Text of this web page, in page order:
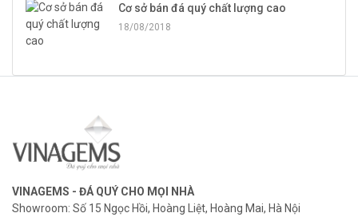
Cơ sở bán đá quý chất lượng cao
18/08/2018
VINAGEMS - ĐÁ QUÝ CHO MỌI NHÀ
Showroom: Số 15 Ngọc Hồi, Hoàng Liệt, Hoàng Mai, Hà Nội